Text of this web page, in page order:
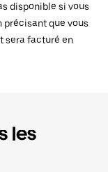
disponible si vous
que vous
sera facturé en
les